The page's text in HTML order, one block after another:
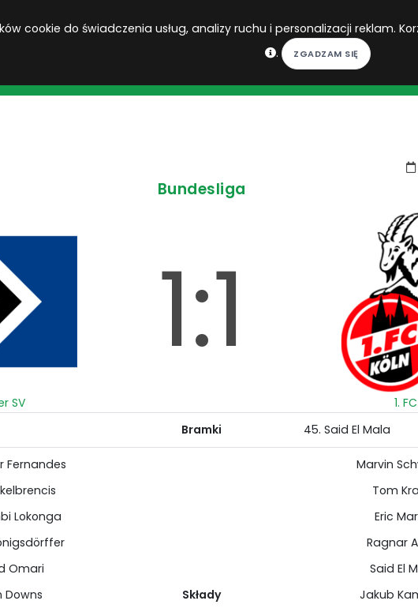
cookie do świadczenia usług, analizy ruchu i personalizacji reklam.
.
Bundesliga
SV
1:1
1.
Bramki 45. Said El Mala
Fernandes
Lokonga
Omari
Downs
Składy
Marvin
Tom
Eric
Ragnar
Said El
Jakub